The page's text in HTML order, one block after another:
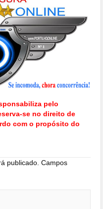
pelo
se no direito de
com o propósito do
publicado. Campos